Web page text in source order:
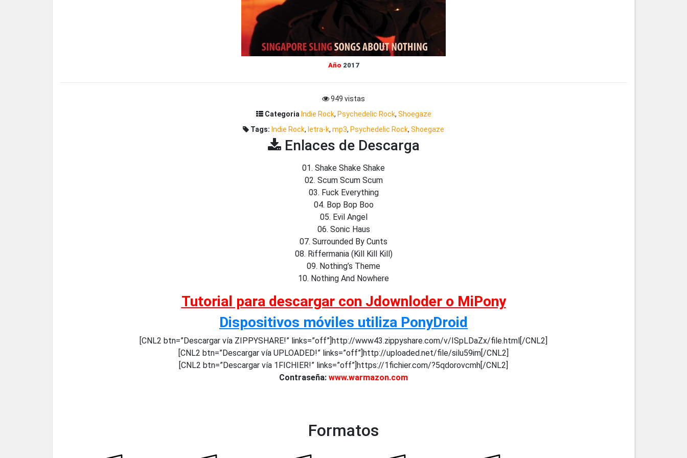
Año 2017
949 vistas
Categoria Indie Rock, Psychedelic Rock, Shoegaze
Tags: Indie Rock, letra-k, mp3, Psychedelic Rock, Shoegaze
Enlaces de Descarga
01. Shake Shake Shake
02. Scum Scum Scum
03. Fuck Everything
04. Bop Bop Boo
05. Evil Angel
06. Sonic Haus
07. Surrounded By Cunts
08. Riffermania (Kill Kill Kill)
09. Nothing’s Theme
10. Nothing And Nowhere
Tutorial para descargar con Jdownloder o MiPony
Dispositivos móviles utiliza PonyDroid
[CNL2 btn=”Descargar vía ZIPPYSHARE!” links=”off”]http://www43.zippyshare.com/v/ISpLDaZx/file.html[/CNL2]
[CNL2 btn=”Descargar vía UPLOADED!” links=”off”]http://uploaded.net/file/silu59im[/CNL2]
[CNL2 btn=”Descargar vía 1FICHIER!” links=”off”]https://1fichier.com/?5qdorovcmh[/CNL2]
Contraseña: www.warmazon.com
Formatos